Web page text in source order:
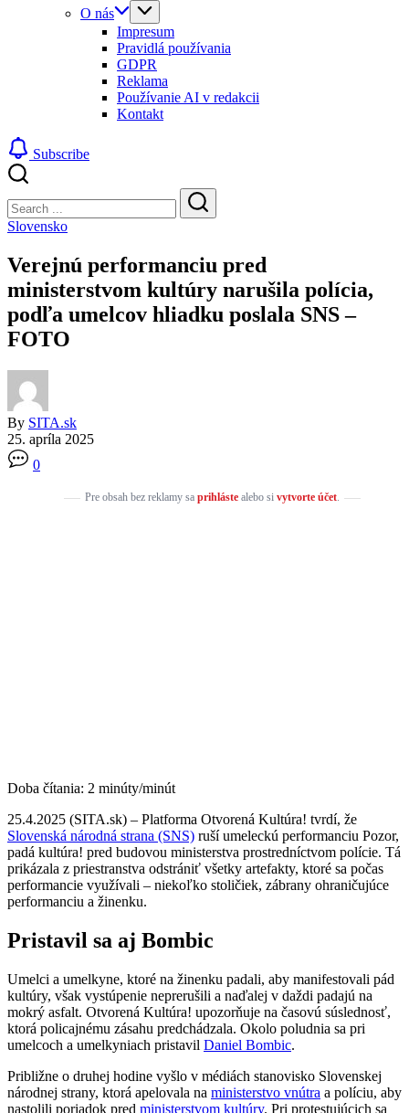
O nás
Impresum
Pravidlá používania
GDPR
Reklama
Používanie AI v redakcii
Kontakt
Subscribe
Search
Search
Slovensko
Verejnú performanciu pred
ministerstvom kultúry narušila polícia,
podľa umelcov hliadku poslala SNS –
FOTO
By SITA.sk
25. apríla 2025
0
Pre obsah bez reklamy sa prihlástealebo si vytvorte účet.
Doba čítania: 2 minúty/minút
25.4.2025 (SITA.sk) – Platforma Otvorená Kultúra! tvrdí, že
Slovenská národná strana (SNS) ruší umeleckú performanciu Pozor,
padá kultúra! pred budovou ministerstva prostredníctvom polície. Tá
prikázala z priestranstva odstrániť všetky artefakty, ktoré sa počas
performancie využívali – niekoľko stoličiek, zábrany ohraničujúce
performanciu a žinenku.
Pristavil sa aj Bombic
Umelci a umelkyne, ktoré na žinenku padali, aby manifestovali pád
kultúry, však vystúpenie neprerušili a naďalej v daždi padajú na
mokrý asfalt. Otvorená Kultúra! upozorňuje na časovú súslednosť,
ktorá policajnému zásahu predchádzala. Okolo poludnia sa pri
umelcoch a umelkyniach pristavil Daniel Bombic.
Približne o druhej hodine vyšlo v médiách stanovisko Slovenskej
národnej strany, ktorá apelovala na ministerstvo vnútra a políciu, aby
nastolili poriadok pred ministerstvom kultúry. Pri protestujúcich sa